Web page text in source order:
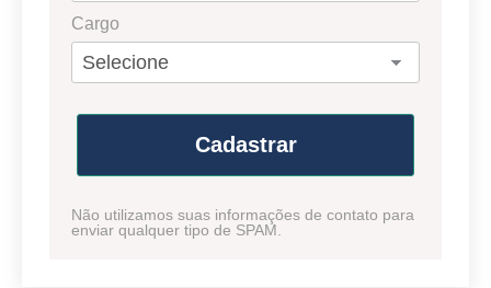
Cargo
Cadastrar
Não utilizamos suas informações de contato para
enviar qualquer tipo de SPAM.